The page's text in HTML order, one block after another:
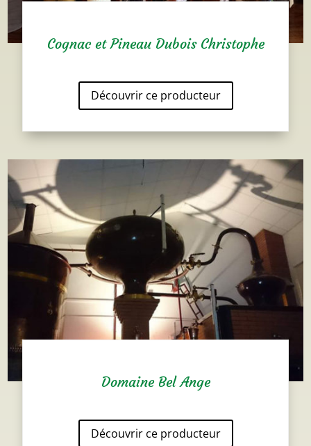
Cognac et Pineau Dubois Christophe
Découvrir ce producteur
Domaine Bel Ange
Découvrir ce producteur